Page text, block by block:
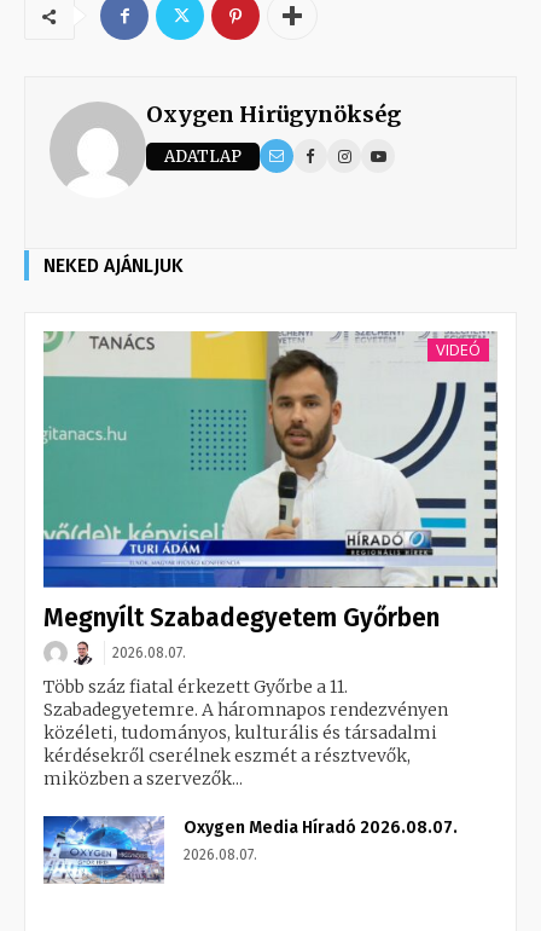
Oxygen Hirügynökség
ADATLAP
NEKED AJÁNLJUK
VIDEÓ
Megnyílt Szabadegyetem Győrben
2026.08.07.
Több száz fiatal érkezett Győrbe a 11.
Szabadegyetemre. A háromnapos rendezvényen
közéleti, tudományos, kulturális és társadalmi
kérdésekről cserélnek eszmét a résztvevők,
miközben a szervezők...
Oxygen Media Híradó 2026.08.07.
2026.08.07.